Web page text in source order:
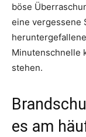
böse
eine vergessene
Minutenschnelle
stehen.
es am